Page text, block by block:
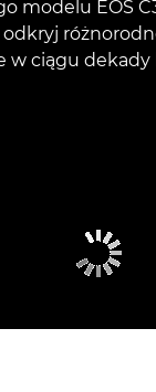
modelu EOS
odkryj
w ciągu